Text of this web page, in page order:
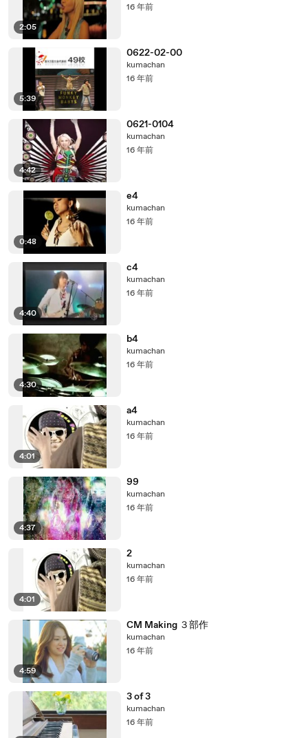
2:05
16 年前
5:39
0622-02-00
kumachan
16 年前
4:42
0621-0104
kumachan
16 年前
0:48
e4
kumachan
16 年前
4:40
c4
kumachan
16 年前
4:30
b4
kumachan
16 年前
4:01
a4
kumachan
16 年前
4:37
99
kumachan
16 年前
4:01
2
kumachan
16 年前
4:59
CM Making ３部作
kumachan
16 年前
3 of 3
kumachan
16 年前